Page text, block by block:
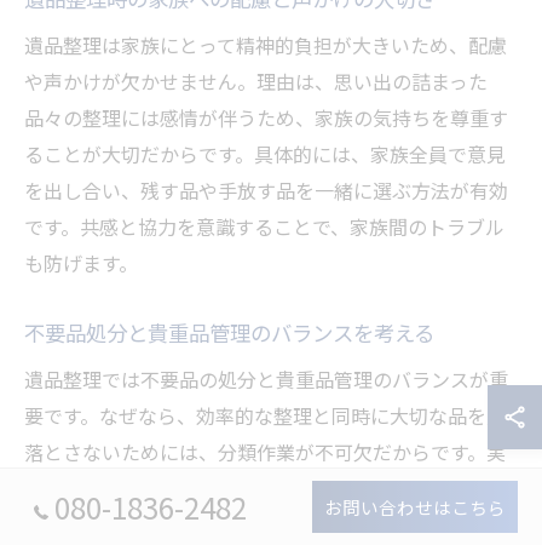
遺品整理は家族にとって精神的負担が大きいため、配慮
や声かけが欠かせません。理由は、思い出の詰まった
品々の整理には感情が伴うため、家族の気持ちを尊重す
ることが大切だからです。具体的には、家族全員で意見
を出し合い、残す品や手放す品を一緒に選ぶ方法が有効
です。共感と協力を意識することで、家族間のトラブル
も防げます。
不要品処分と貴重品管理のバランスを考える
遺品整理では不要品の処分と貴重品管理のバランスが重
要です。なぜなら、効率的な整理と同時に大切な品を見
落とさないためには、分類作業が不可欠だからです。実
践例として、貴重品や思い出の品は分別して保管し、不
要品はリスト化して処分を進める方法が挙げられます。
080-1836-2482 お問い合わせはこちら